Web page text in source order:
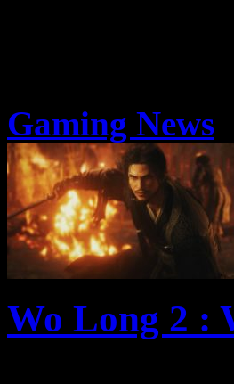
Gaming News
Wo Long 2 :